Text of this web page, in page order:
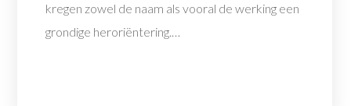
kregen zowel de naam als vooral de werking een
grondige heroriëntering.…